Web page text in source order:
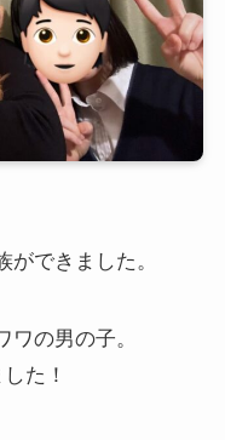
できました。
の男の子。
た！